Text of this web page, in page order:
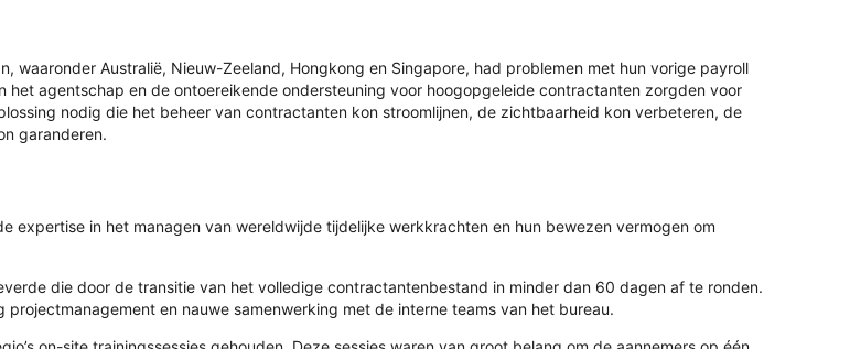
waaronder Australië, Nieuw-Zeeland, Hongkong en Singapore, had problemen met hun vorige payroll
agentschap en de ontoereikende ondersteuning voor hoogopgeleide contractanten zorgden voor
nodig die het beheer van contractanten kon stroomlijnen, de zichtbaarheid kon verbeteren, de
garanderen.
expertise in het managen van wereldwijde tijdelijke werkkrachten en hun bewezen vermogen om
die door de transitie van het volledige contractantenbestand in minder dan 60 dagen af te ronden.
en nauwe samenwerking met de interne teams van het bureau.